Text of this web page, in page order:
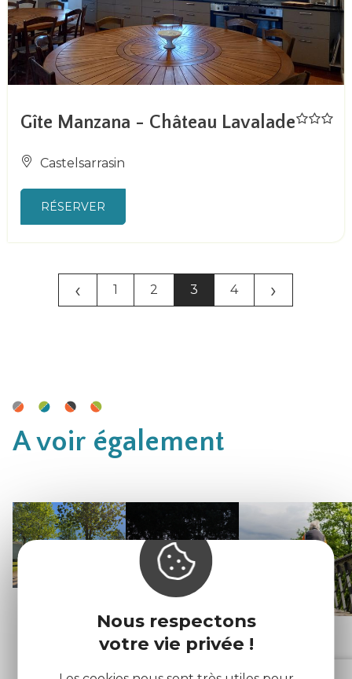
Nous respectons
votre vie privée !
Gîte Manzana - Château Lavalade
Castelsarrasin
RÉSERVER
‹ 1 2 3 4 ›
A voir également